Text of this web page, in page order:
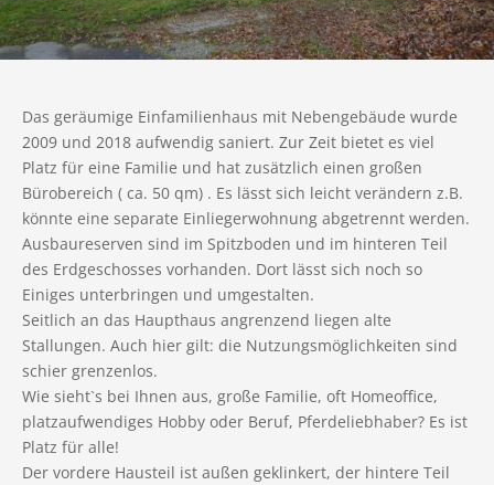
Das geräumige Einfamilienhaus mit Nebengebäude wurde
2009 und 2018 aufwendig saniert. Zur Zeit bietet es viel
Platz für eine Familie und hat zusätzlich einen großen
Bürobereich ( ca. 50 qm) . Es lässt sich leicht verändern z.B.
könnte eine separate Einliegerwohnung abgetrennt werden.
Ausbaureserven sind im Spitzboden und im hinteren Teil
des Erdgeschosses vorhanden. Dort lässt sich noch so
Einiges unterbringen und umgestalten.
Seitlich an das Haupthaus angrenzend liegen alte
Stallungen. Auch hier gilt: die Nutzungsmöglichkeiten sind
schier grenzenlos.
Wie sieht`s bei Ihnen aus, große Familie, oft Homeoffice,
platzaufwendiges Hobby oder Beruf, Pferdeliebhaber? Es ist
Platz für alle!
Der vordere Hausteil ist außen geklinkert, der hintere Teil